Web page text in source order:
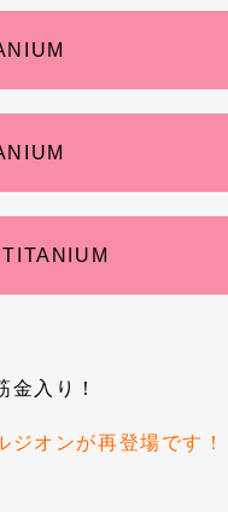
入り！
オンが再登場です！